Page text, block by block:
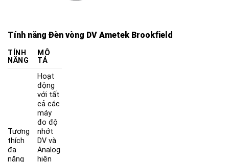
Tính năng Đèn vòng DV Ametek Brookfield
TÍNH
NĂNG
MÔ
TẢ
Tương
thích
đa
năng
Hoạt
động
với tất
cả các
máy
đo độ
nhớt
DV và
Analog
hiện